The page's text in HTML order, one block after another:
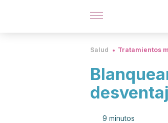
Salud Tratamientos
9 minutos